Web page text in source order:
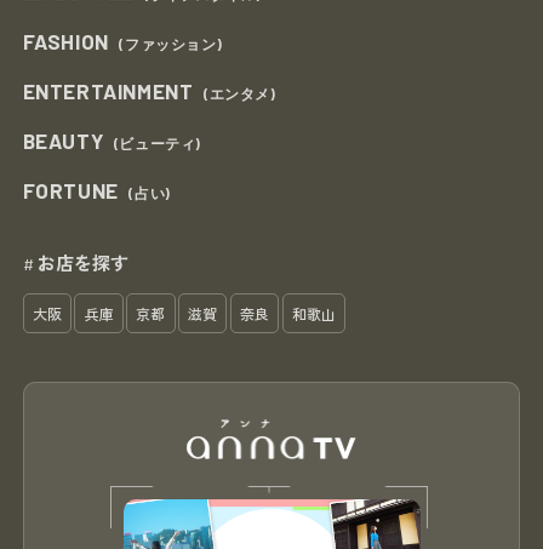
FASHION (ファッション)
ENTERTAINMENT (エンタメ)
BEAUTY (ビューティ)
FORTUNE (占い)
# お店を探す
大阪 兵庫 京都 滋賀 奈良 和歌山